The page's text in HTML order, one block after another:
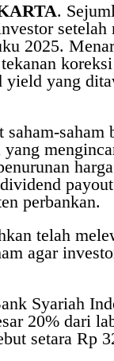
.
setelah
2025.
yield yang
perbankan.
telah
agar
Syariah
20% dari
setara Rp